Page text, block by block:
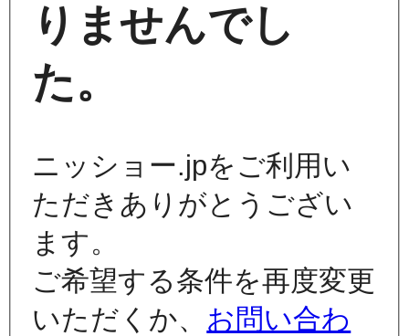
りませんでし
た。
ニッショー.jpをご利用い
ただきありがとうござい
ます。
ご希望する条件を再度変更
いただくか、 お問い合わ